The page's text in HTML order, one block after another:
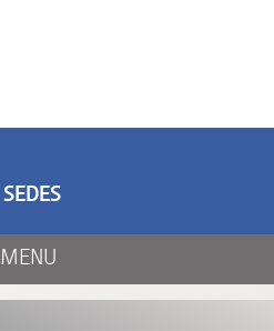
MENU
SEDES